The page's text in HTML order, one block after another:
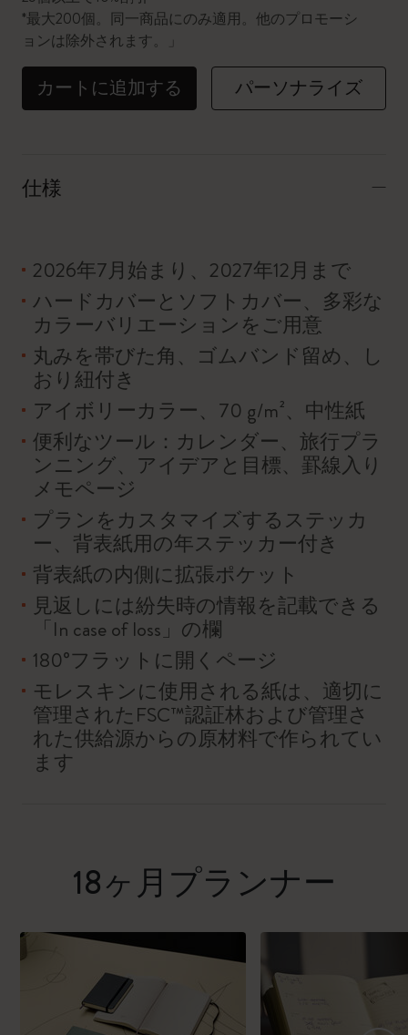
*最大200個。同一商品にのみ適用。他のプロモーシ
ョンは除外されます。」
カートに追加する パーソナライズ
仕様
2026年7月始まり、2027年12月まで
ハードカバーとソフトカバー、多彩な
カラーバリエーションをご用意
丸みを帯びた角、ゴムバンド留め、し
おり紐付き
アイボリーカラー、70 g/m²、中性紙
便利なツール：カレンダー、旅行プラ
ンニング、アイデアと目標、罫線入り
メモページ
プランをカスタマイズするステッカ
ー、背表紙用の年ステッカー付き
背表紙の内側に拡張ポケット
見返しには紛失時の情報を記載できる
「In case of loss」の欄
180°フラットに開くページ
モレスキンに使用される紙は、適切に
管理されたFSC™認証林および管理さ
れた供給源からの原材料で作られてい
ます
18ヶ月プランナー